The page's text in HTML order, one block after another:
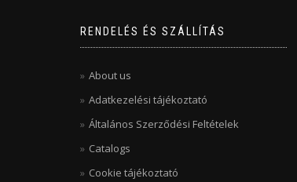
RENDELÉS ÉS SZÁLLÍTÁS
About us
Adatkezelési tájékoztató
Általános Szerződési Feltételek
Catalogs
Cookie tájékoztató